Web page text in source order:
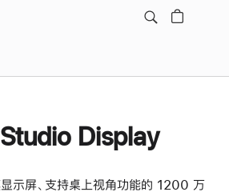
Display
示屏、支持桌上视角功能的 1200 万